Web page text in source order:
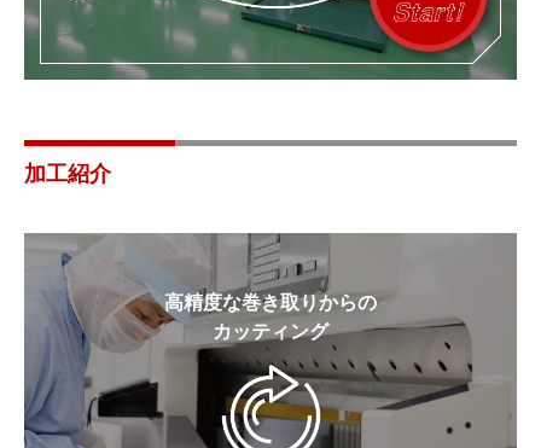
加工紹介
高精度な巻き取りからの
カッティング